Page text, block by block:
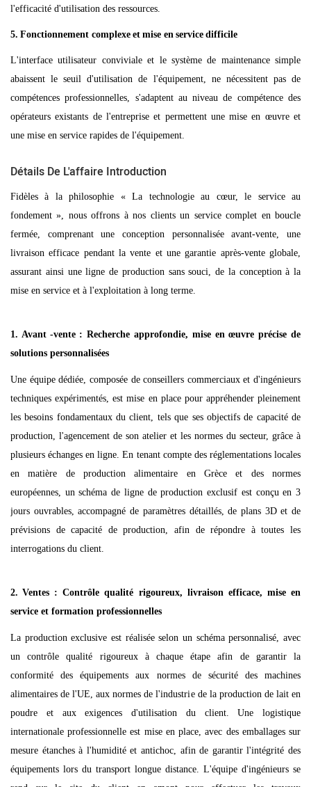
l'efficacité d'utilisation des ressources.
5. Fonctionnement complexe et mise en service difficile
L'interface utilisateur conviviale et le système de maintenance simple
abaissent le seuil d'utilisation de l'équipement, ne nécessitent pas de
compétences professionnelles, s'adaptent au niveau de compétence des
opérateurs existants de l'entreprise et permettent une mise en œuvre et
une mise en service rapides de l'équipement.
Détails De L'affaire Introduction
Fidèles à la philosophie « La technologie au cœur, le service au
fondement », nous offrons à nos clients un service complet en boucle
fermée, comprenant une conception personnalisée avant-vente, une
livraison efficace pendant la vente et une garantie après-vente globale,
assurant ainsi une ligne de production sans souci, de la conception à la
mise en service et à l'exploitation à long terme.
1. Avant -vente : Recherche approfondie, mise en œuvre précise de
solutions personnalisées
Une équipe dédiée, composée de conseillers commerciaux et d'ingénieurs
techniques expérimentés, est mise en place pour appréhender pleinement
les besoins fondamentaux du client, tels que ses objectifs de capacité de
production, l'agencement de son atelier et les normes du secteur, grâce à
plusieurs échanges en ligne. En tenant compte des réglementations locales
en matière de production alimentaire en Grèce et des normes
européennes, un schéma de ligne de production exclusif est conçu en 3
jours ouvrables, accompagné de paramètres détaillés, de plans 3D et de
prévisions de capacité de production, afin de répondre à toutes les
interrogations du client.
2. Ventes : Contrôle qualité rigoureux, livraison efficace, mise en
service et formation professionnelles
La production exclusive est réalisée selon un schéma personnalisé, avec
un contrôle qualité rigoureux à chaque étape afin de garantir la
conformité des équipements aux normes de sécurité des machines
alimentaires de l'UE, aux normes de l'industrie de la production de lait en
poudre et aux exigences d'utilisation du client. Une logistique
internationale professionnelle est mise en place, avec des emballages sur
mesure étanches à l'humidité et antichoc, afin de garantir l'intégrité des
équipements lors du transport longue distance. L'équipe d'ingénieurs se